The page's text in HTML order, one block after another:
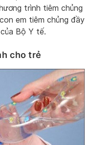
trình tiêm chủng
em tiêm chủng đầy
Bộ Y tế.
cho trẻ